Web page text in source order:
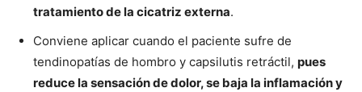
tratamiento de la cicatriz externa.
Conviene aplicar cuando el paciente sufre de
tendinopatías de hombro y capsilutis retráctil, pues
reduce la sensación de dolor, se baja la inflamación y